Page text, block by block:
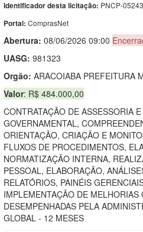
Identificador desta licitação: PNCP-
Portal: ComprasNet
Abertura: 08/06/2026 09:00
UASG: 981323
Orgão: ARACOIABA PREFEITURA
Valor: R$ 484.000,00
CONTRATAÇÃO DE ASSESSORIA
GOVERNAMENTAL,
ORIENTAÇÃO, CRIAÇÃO E
FLUXOS DE PROCEDIMENTOS,
NORMATIZAÇÃO INTERNA,
PESSOAL, ELABORAÇÃO,
RELATÓRIOS, PAINÉIS
IMPLEMENTAÇÃO DE
DESEMPENHADAS PELA
GLOBAL - 12 MESES